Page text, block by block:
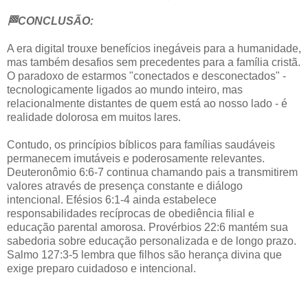
🏁CONCLUSÃO:
A era digital trouxe benefícios inegáveis para a humanidade,
mas também desafios sem precedentes para a família cristã.
O paradoxo de estarmos "conectados e desconectados" -
tecnologicamente ligados ao mundo inteiro, mas
relacionalmente distantes de quem está ao nosso lado - é
realidade dolorosa em muitos lares.
Contudo, os princípios bíblicos para famílias saudáveis
permanecem imutáveis e poderosamente relevantes.
Deuteronômio 6:6-7 continua chamando pais a transmitirem
valores através de presença constante e diálogo
intencional. Efésios 6:1-4 ainda estabelece
responsabilidades recíprocas de obediência filial e
educação parental amorosa. Provérbios 22:6 mantém sua
sabedoria sobre educação personalizada e de longo prazo.
Salmo 127:3-5 lembra que filhos são herança divina que
exige preparo cuidadoso e intencional.